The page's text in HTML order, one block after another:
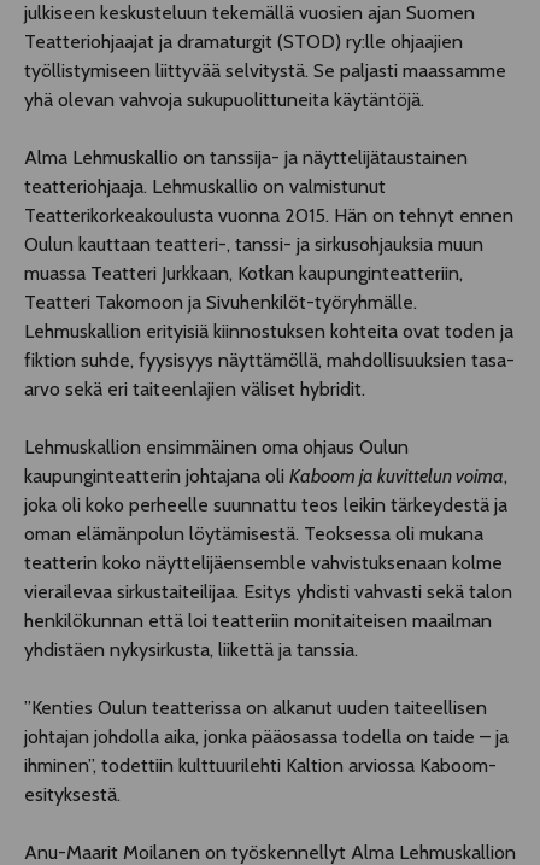
julkiseen keskusteluun tekemällä vuosien ajan Suomen
Teatteriohjaajat ja dramaturgit (STOD) ry:lle ohjaajien
työllistymiseen liittyvää selvitystä. Se paljasti maassamme
yhä olevan vahvoja sukupuolittuneita käytäntöjä.
Alma Lehmuskallio on tanssija- ja näyttelijätaustainen
teatteriohjaaja. Lehmuskallio on valmistunut
Teatterikorkeakoulusta vuonna 2015. Hän on tehnyt ennen
Oulun kauttaan teatteri-, tanssi- ja sirkusohjauksia muun
muassa Teatteri Jurkkaan, Kotkan kaupunginteatteriin,
Teatteri Takomoon ja Sivuhenkilöt-työryhmälle.
Lehmuskallion erityisiä kiinnostuksen kohteita ovat toden ja
fiktion suhde, fyysisyys näyttämöllä, mahdollisuuksien tasa-
arvo sekä eri taiteenlajien väliset hybridit.
Lehmuskallion ensimmäinen oma ohjaus Oulun
kaupunginteatterin johtajana oli Kaboom ja kuvittelun voima,
joka oli koko perheelle suunnattu teos leikin tärkeydestä ja
oman elämänpolun löytämisestä. Teoksessa oli mukana
teatterin koko näyttelijäensemble vahvistuksenaan kolme
vierailevaa sirkustaiteilijaa. Esitys yhdisti vahvasti sekä talon
henkilökunnan että loi teatteriin monitaiteisen maailman
yhdistäen nykysirkusta, liikettä ja tanssia.
”Kenties Oulun teatterissa on alkanut uuden taiteellisen
johtajan johdolla aika, jonka pääosassa todella on taide – ja
ihminen”, todettiin kulttuurilehti Kaltion arviossa Kaboom-
esityksestä.
Anu-Maarit Moilanen on työskennellyt Alma Lehmuskallion